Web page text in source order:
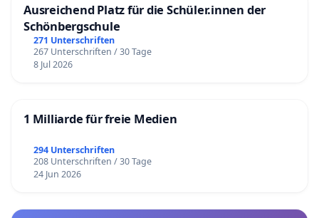
Ausreichend Platz für die Schüler.innen der
Schönbergschule
271 Unterschriften
267 Unterschriften / 30 Tage
8 Jul 2026
1 Milliarde für freie Medien
294 Unterschriften
208 Unterschriften / 30 Tage
24 Jun 2026